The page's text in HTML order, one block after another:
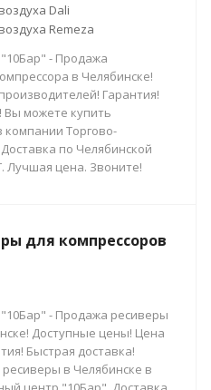
Dali
Remeza
- Продажа
в Челябинске!
Гарантия!
Вы можете купить
компании Торгово-
по Челябинской
Лучшая цена. Звоните!
для компрессоров
- Продажа ресиверы
Доступные цены! Цена
Быстрая доставка!
в Челябинске в